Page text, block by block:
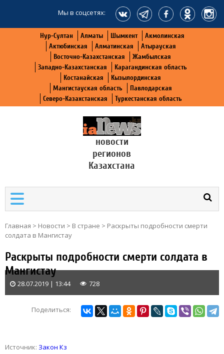
Мы в соцсетях:
Нур-Султан Алматы Шымкент
Акмолинская
Актюбинская
Алматинская
Атырауская
Восточно-Казахстанская
Жамбылская
Западно-Казахстанская
Карагандинская область
Костанайская
Кызылординская
Мангистауская область
Павлодарская
Северо-Казахстанская
Туркестанская область
новости
регионов
Казахстана
Главная > Новости > В стране > Раскрыты подробности смерти
солдата в Мангистау
Раскрыты подробности смерти солдата в
Мангистау
28.07.2019 | 13:44 728
Поделиться:
Источник: Закон Кз